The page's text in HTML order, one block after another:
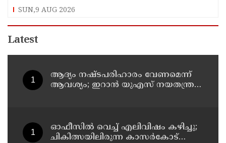
SUN,9 AUG 2026
Latest
ആദ്യം നഷ്ടപരിഹാരം വേണമെന്ന്
ആവശ്യം; ഇറാന്‍ യുഎസ് നയതന്ത്ര
ഓഫീസില്‍ വെച്ച് എലിവിഷം കഴിച്ചു;
ചികിത്സയിലിരുന്ന കാസര്‍കോട്